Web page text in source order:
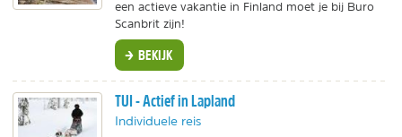
een actieve vakantie in Finland moet je bij Buro
Scanbrit zijn!
BEKIJK
TUI - Actief in Lapland
Individuele reis